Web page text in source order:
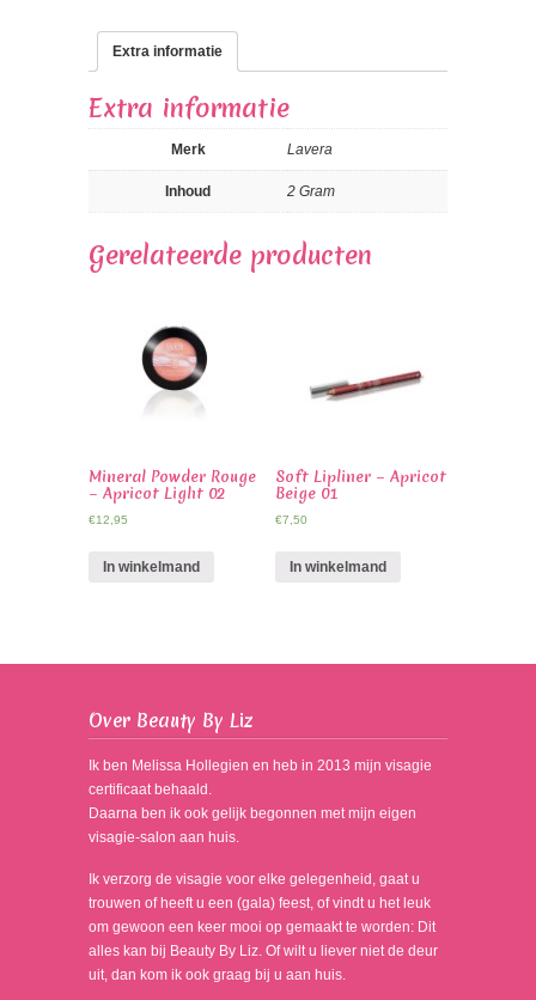
Extra informatie
Extra informatie
Merk Lavera
Inhoud 2 Gram
Gerelateerde producten
Mineral Powder Rouge
– Apricot Light 02
€12,95
In winkelmand
Soft Lipliner – Apricot
Beige 01
€7,50
In winkelmand
Over Beauty By Liz
Ik ben Melissa Hollegien en heb in 2013 mijn visagie
certificaat behaald.
Daarna ben ik ook gelijk begonnen met mijn eigen
visagie-salon aan huis.
Ik verzorg de visagie voor elke gelegenheid, gaat u
trouwen of heeft u een (gala) feest, of vindt u het leuk
om gewoon een keer mooi op gemaakt te worden: Dit
alles kan bij Beauty By Liz. Of wilt u liever niet de deur
uit, dan kom ik ook graag bij u aan huis.